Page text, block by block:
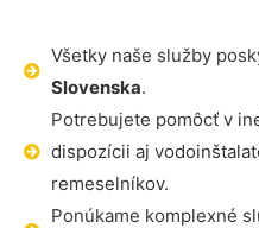
Všetky naše služby
Slovenska.
Potrebujete pomôcť v
dispozícii aj
remeselníkov.
Ponúkame komplexné